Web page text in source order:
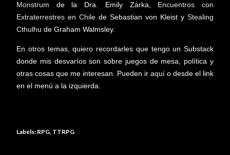
Monstrum de la Dra. Emily Zarka, Encuentros con
Extraterrestres en Chile de Sebastian von Kleist y Stealing
Cthulhu de Graham Walmsley.
En otros temas, quiero recordarles que tengo un Substack
donde mis desvaríos son sobre juegos de mesa, política y
otras cosas que me interesan. Pueden ir aquí o desde el link
en el menú a la izquierda.
Labels: RPG TTRPG